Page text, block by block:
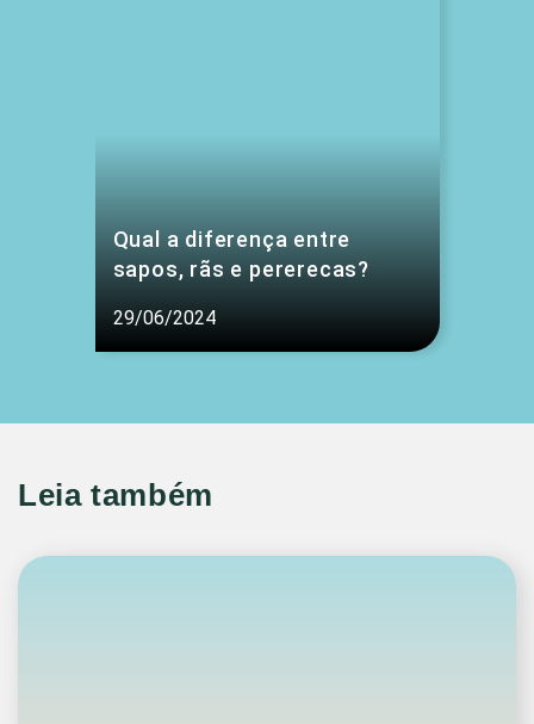
Qual a diferença entre
sapos, rãs e pererecas?
29/06/2024
Leia também